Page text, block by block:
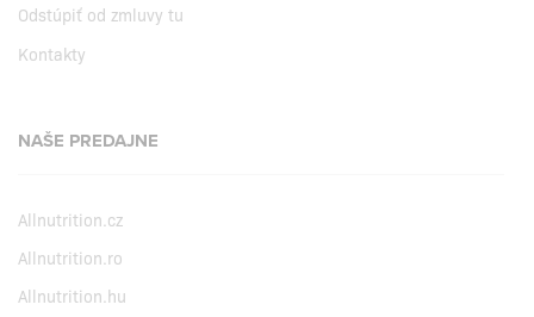
Odstúpiť od zmluvy tu
Kontakty
NAŠE PREDAJNE
Allnutrition.cz
Allnutrition.ro
Allnutrition.hu